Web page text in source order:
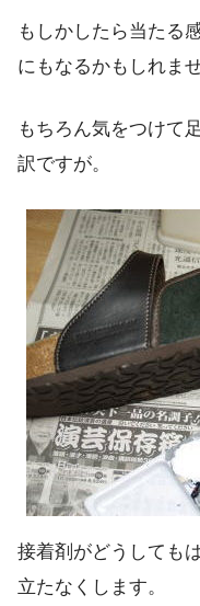
もしかしたら当たる
にもなるかもしれませ
もちろん気をつけて
訳ですが。
接着剤がどうしても
立たなくします。